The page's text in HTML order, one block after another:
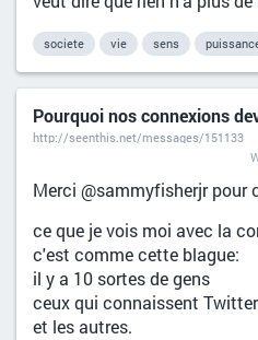
societe vie sens
Pourquoi nos connexions
http://seenthis.net/messages/151133
Merci @sammyfisherjr pour
ce que je vois moi avec la
c'est comme cette blague:
il y a 10 sortes de gens
ceux qui connaissent Twitter
et les autres.